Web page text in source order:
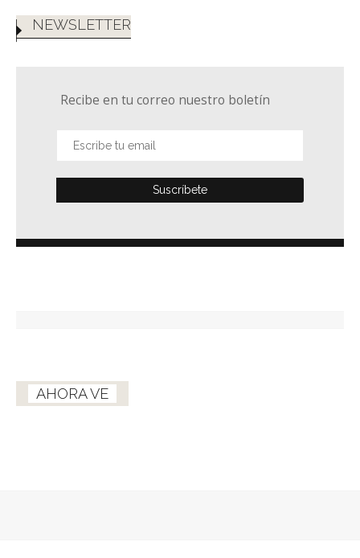
NEWSLETTER
Recibe en tu correo nuestro boletín
AHORA VE